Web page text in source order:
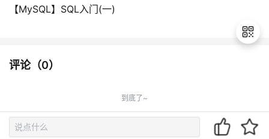
【MySQL】SQL入门(一)
评论（0）
到底了~